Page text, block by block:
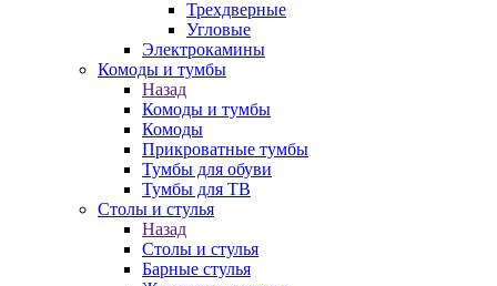
Трехдверные
Угловые
Электрокамины
Комоды и тумбы
Назад
Комоды и тумбы
Комоды
Прикроватные тумбы
Тумбы для обуви
Тумбы для ТВ
Столы и стулья
Назад
Столы и стулья
Барные стулья